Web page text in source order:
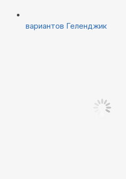
вариантов Геленджик